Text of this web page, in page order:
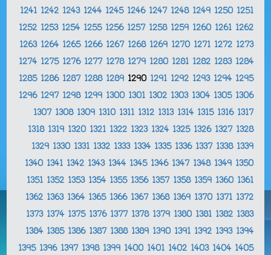
1241 1242 1243 1244 1245 1246 1247 1248 1249 1250 1251
1252 1253 1254 1255 1256 1257 1258 1259 1260 1261 1262
1263 1264 1265 1266 1267 1268 1269 1270 1271 1272 1273
1274 1275 1276 1277 1278 1279 1280 1281 1282 1283 1284
1285 1286 1287 1288 1289 1290 1291 1292 1293 1294 1295
1296 1297 1298 1299 1300 1301 1302 1303 1304 1305 1306
1307 1308 1309 1310 1311 1312 1313 1314 1315 1316 1317
1318 1319 1320 1321 1322 1323 1324 1325 1326 1327 1328
1329 1330 1331 1332 1333 1334 1335 1336 1337 1338 1339
1340 1341 1342 1343 1344 1345 1346 1347 1348 1349 1350
1351 1352 1353 1354 1355 1356 1357 1358 1359 1360 1361
1362 1363 1364 1365 1366 1367 1368 1369 1370 1371 1372
1373 1374 1375 1376 1377 1378 1379 1380 1381 1382 1383
1384 1385 1386 1387 1388 1389 1390 1391 1392 1393 1394
1395 1396 1397 1398 1399 1400 1401 1402 1403 1404 1405